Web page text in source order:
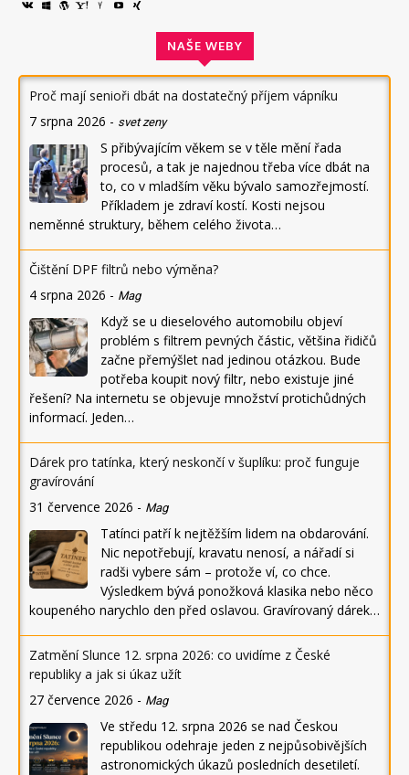
NAŠE WEBY
Proč mají senioři dbát na dostatečný příjem vápníku
7 srpna 2026 - svet zeny
S přibývajícím věkem se v těle mění řada
procesů, a tak je najednou třeba více dbát na
to, co v mladším věku bývalo samozřejmostí.
Příkladem je zdraví kostí. Kosti nejsou
neměnné struktury, během celého života…
Čištění DPF filtrů nebo výměna?
4 srpna 2026 - Mag
Když se u dieselového automobilu objeví
problém s filtrem pevných částic, většina řidičů
začne přemýšlet nad jedinou otázkou. Bude
potřeba koupit nový filtr, nebo existuje jiné
řešení? Na internetu se objevuje množství protichůdných
informací. Jeden…
Dárek pro tatínka, který neskončí v šuplíku: proč funguje
gravírování
31 července 2026 - Mag
Tatínci patří k nejtěžším lidem na obdarování.
Nic nepotřebují, kravatu nenosí, a nářadí si
radši vybere sám – protože ví, co chce.
Výsledkem bývá ponožková klasika nebo něco
koupeného narychlo den před oslavou. Gravírovaný dárek…
Zatmění Slunce 12. srpna 2026: co uvidíme z České
republiky a jak si úkaz užít
27 července 2026 - Mag
Ve středu 12. srpna 2026 se nad Českou
republikou odehraje jeden z nejpůsobivějších
astronomických úkazů posledních desetiletí.